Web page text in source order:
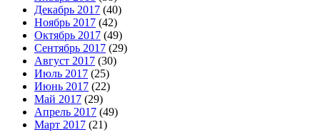
Декабрь 2017 (40)
Ноябрь 2017 (42)
Октябрь 2017 (49)
Сентябрь 2017 (29)
Август 2017 (30)
Июль 2017 (25)
Июнь 2017 (22)
Май 2017 (29)
Апрель 2017 (49)
Март 2017 (21)